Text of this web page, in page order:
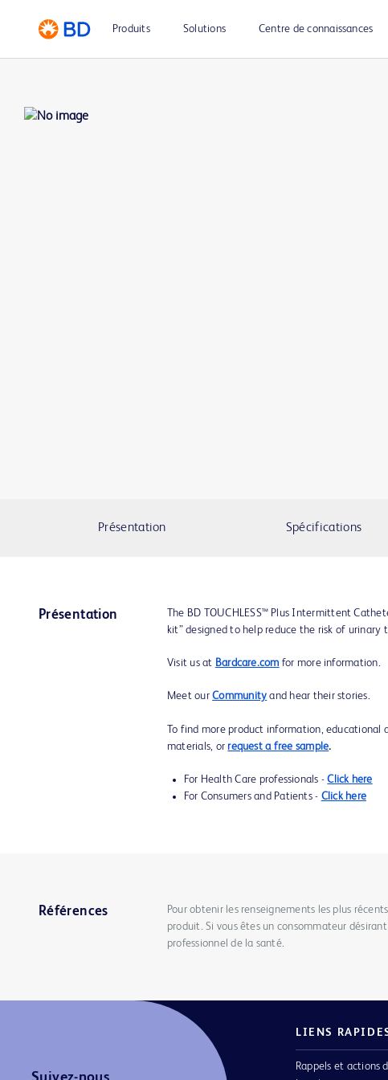
Produits Solutions Centre de connaissances
Présentation Spécifications
Présentation
The BD TOUCHLESS™ Plus Intermittent
kit” designed to help reduce the risk of urinary
Visit us at Bardcare.com for more information.
Meet ourCommunity and hear their stories.
To find more product information, educational
materials, or request a free sample.
For Health Care professionals -Click here
For Consumers and Patients - Click here
Références
Pour obtenir les renseignements les plus
produit. Si vous êtes un consommateur
professionnel de la santé.
LIENS
Rappels et actions